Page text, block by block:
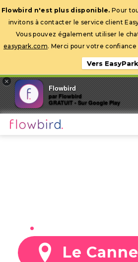
Ouvrir la barre
Flowbird n'est plus disponible. Pour
invitons à contacter le service client
Vous pouvez également utiliser le
easypark.com. Merci pour votre
Vers EasyPark
×
Flowbird
par Flowbird
GRATUIT - Sur Google Play
Le